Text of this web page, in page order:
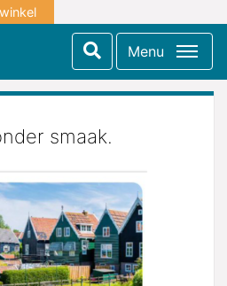
Menu
smaak.